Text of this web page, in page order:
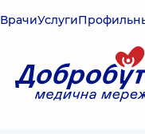
ВрачиУслуги